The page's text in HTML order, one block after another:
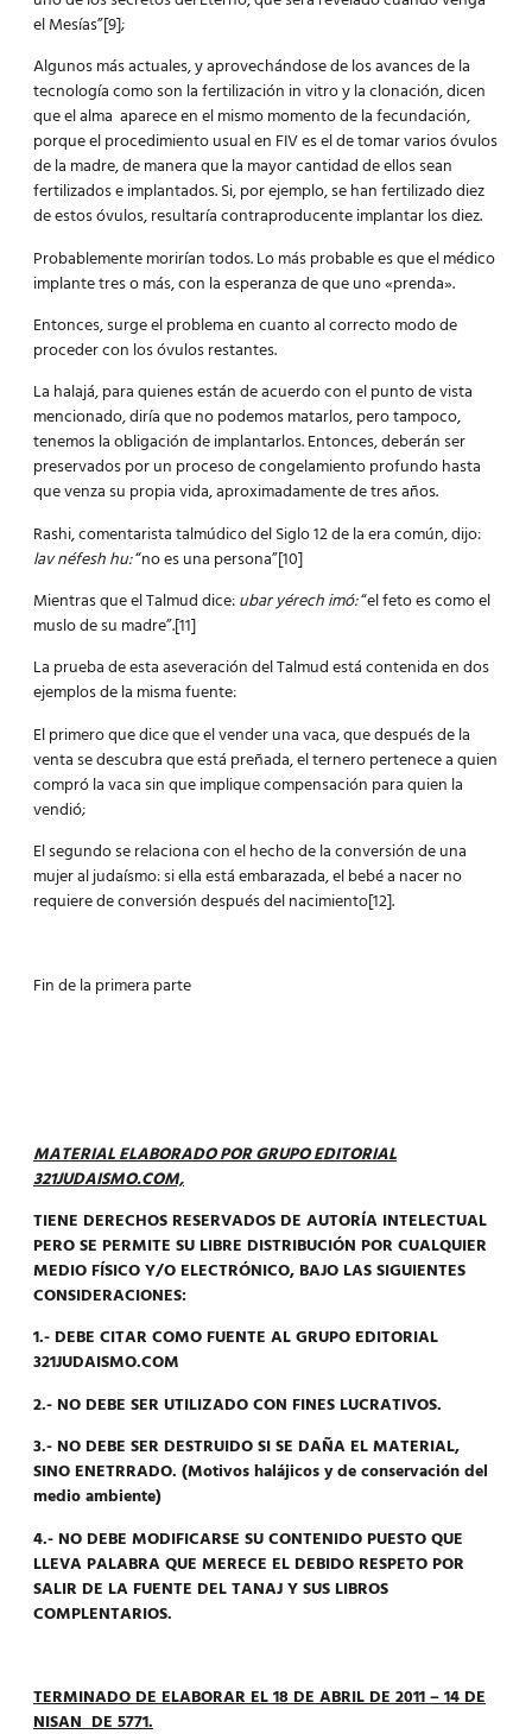
el Mesías”[9];
Algunos más actuales, y aprovechándose de los avances de la
tecnología como son la fertilización in vitro y la clonación, dicen
que el alma aparece en el mismo momento de la fecundación,
porque el procedimiento usual en FIV es el de tomar varios óvulos
de la madre, de manera que la mayor cantidad de ellos sean
fertilizados e implantados. Si, por ejemplo, se han fertilizado diez
de estos óvulos, resultaría contraproducente implantar los diez.
Probablemente morirían todos. Lo más probable es que el médico
implante tres o más, con la esperanza de que uno «prenda».
Entonces, surge el problema en cuanto al correcto modo de
proceder con los óvulos restantes.
La halajá, para quienes están de acuerdo con el punto de vista
mencionado, diría que no podemos matarlos, pero tampoco,
tenemos la obligación de implantarlos. Entonces, deberán ser
preservados por un proceso de congelamiento profundo hasta
que venza su propia vida, aproximadamente de tres años.
Rashi, comentarista talmúdico del Siglo 12 de la era común, dijo:
lav néfesh hu:“no es una persona”[10]
Mientras que el Talmud dice:ubar yérech imó:“el feto es como el
muslo de su madre”.[11]
La prueba de esta aseveración del Talmud está contenida en dos
ejemplos de la misma fuente:
El primero que dice que el vender una vaca, que después de la
venta se descubra que está preñada, el ternero pertenece a quien
compró la vaca sin que implique compensación para quien la
vendió;
El segundo se relaciona con el hecho de la conversión de una
mujer al judaísmo: si ella está embarazada, el bebé a nacer no
requiere de conversión después del nacimiento[12].
Fin de la primera parte
MATERIAL ELABORADO POR GRUPO EDITORIAL
321JUDAISMO.COM,
TIENE DERECHOS RESERVADOS DE AUTORÍA INTELECTUAL
PERO SE PERMITE SU LIBRE DISTRIBUCIÓN POR CUALQUIER
MEDIO FÍSICO Y/O ELECTRÓNICO, BAJO LAS SIGUIENTES
CONSIDERACIONES:
1.- DEBE CITAR COMO FUENTE AL GRUPO EDITORIAL
321JUDAISMO.COM
2.- NO DEBE SER UTILIZADO CON FINES LUCRATIVOS.
3.- NO DEBE SER DESTRUIDO SI SE DAÑA EL MATERIAL,
SINO ENETRRADO. (Motivos halájicos y de conservación del
medio ambiente)
4.- NO DEBE MODIFICARSE SU CONTENIDO PUESTO QUE
LLEVA PALABRA QUE MERECE EL DEBIDO RESPETO POR
SALIR DE LA FUENTE DEL TANAJ Y SUS LIBROS
COMPLENTARIOS.
TERMINADO DE ELABORAR EL 18 DE ABRIL DE 2011 – 14 DE
NISAN DE 5771.